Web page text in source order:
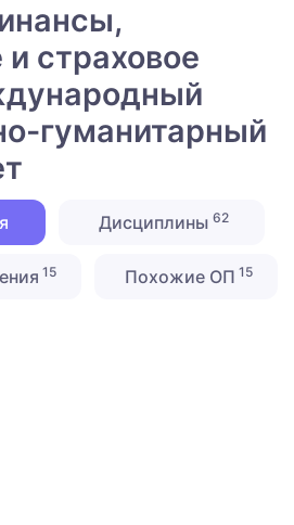
и страховое
гуманитарный
Дисциплины 62
15 Похожие ОП 15